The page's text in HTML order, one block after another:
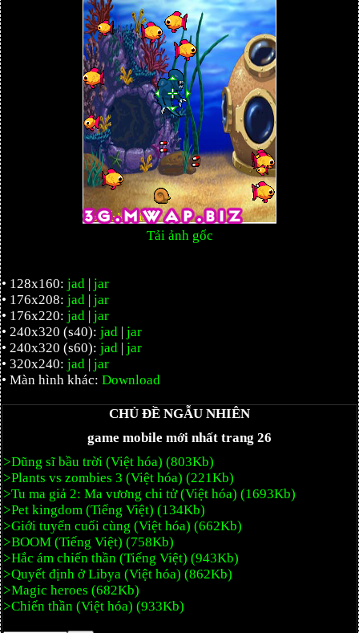
Tải ảnh gốc
• 128x160: jad | jar
• 176x208: jad | jar
• 176x220: jad | jar
• 240x320 (s40): jad | jar
• 240x320 (s60): jad | jar
• 320x240: jad | jar
• Màn hình khác: Download
CHỦ ĐỀ NGẪU NHIÊN
game mobile mới nhất trang 26
>Dũng sĩ bầu trời (Việt hóa) (803Kb)
>Plants vs zombies 3 (Việt hóa) (221Kb)
>Tu ma giả 2: Ma vương chi tử (Việt hóa) (1693Kb)
>Pet kingdom (Tiếng Việt) (134Kb)
>Giới tuyến cuối cùng (Việt hóa) (662Kb)
>BOOM (Tiếng Việt) (758Kb)
>Hắc ám chiến thần (Tiếng Việt) (943Kb)
>Quyết định ở Libya (Việt hóa) (862Kb)
>Magic heroes (682Kb)
>Chiến thần (Việt hóa) (933Kb)